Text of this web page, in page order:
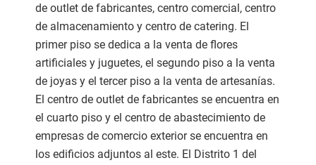
de outlet de fabricantes, centro comercial, centro
de almacenamiento y centro de catering. El
primer piso se dedica a la venta de flores
artificiales y juguetes, el segundo piso a la venta
de joyas y el tercer piso a la venta de artesanías.
El centro de outlet de fabricantes se encuentra en
el cuarto piso y el centro de abastecimiento de
empresas de comercio exterior se encuentra en
los edificios adjuntos al este. El Distrito 1 del